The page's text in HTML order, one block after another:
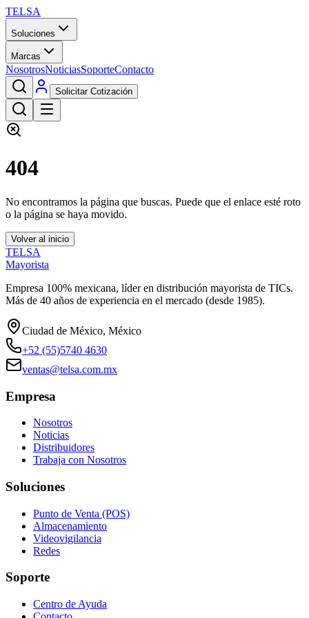
TELSA
Soluciones
Marcas
NosotrosNoticiasSoporteContacto
Solicitar Cotización
404
No encontramos la página que buscas. Puede que el enlace esté roto
o la página se haya movido.
Volver al inicio
TELSA
Mayorista
Empresa 100% mexicana, líder en distribución mayorista de TICs.
Más de 40 años de experiencia en el mercado (desde 1985).
Ciudad de México, México
+52 (55)5740 4630
ventas@telsa.com.mx
Empresa
Nosotros
Noticias
Distribuidores
Trabaja con Nosotros
Soluciones
Punto de Venta (POS)
Almacenamiento
Videovigilancia
Redes
Soporte
Centro de Ayuda